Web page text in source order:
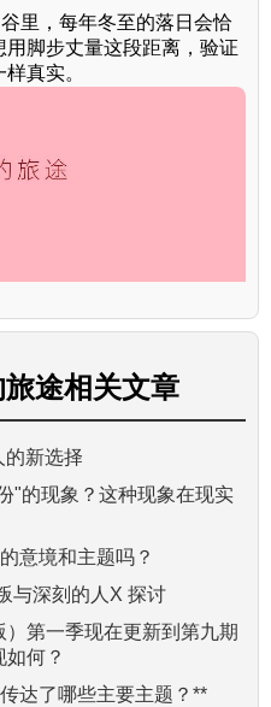
里，每年冬至的落日会恰
脚步丈量这段距离，验证
真实。
途相关文章
的新选择
"的现象？这种现象在现实
意境和主题吗？
与深刻的人X 探讨
第一季现在更新到第九期
何？
达了哪些主要主题？**